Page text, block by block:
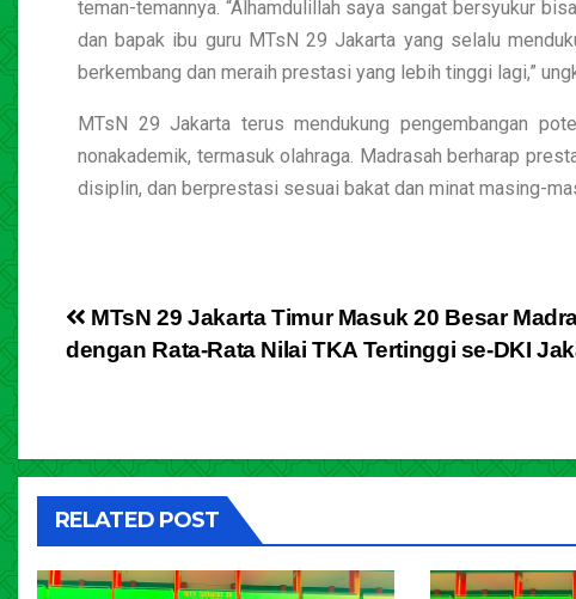
teman-temannya. “Alhamdulillah saya sangat bersyukur
dan bapak ibu guru MTsN 29 Jakarta yang selalu
berkembang dan meraih prestasi yang lebih tinggi lagi,”
MTsN 29 Jakarta terus mendukung pengembangan
nonakademik, termasuk olahraga. Madrasah berharap
disiplin, dan berprestasi sesuai bakat dan minat masing-
MTsN 29 Jakarta Timur Masuk 20 Besar
dengan Rata-Rata Nilai TKA Tertinggi se-DKI
RELATED POST